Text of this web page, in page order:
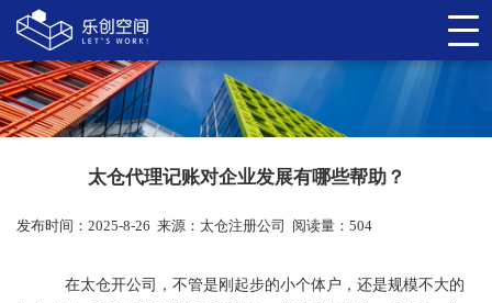
太仓代理记账对企业发展有哪些帮助？
发布时间：2025-8-26 来源： 太仓注册公司 阅读量：504
在太仓开公司，不管是刚起步的小个体户，还是规模不大的